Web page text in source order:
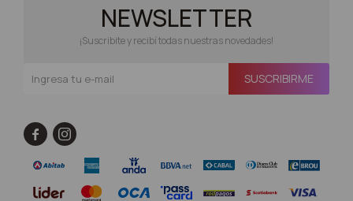
NEWSLETTER
¡Suscribite y recibí todas nuestras novedades!
SUSCRIBIRME
 